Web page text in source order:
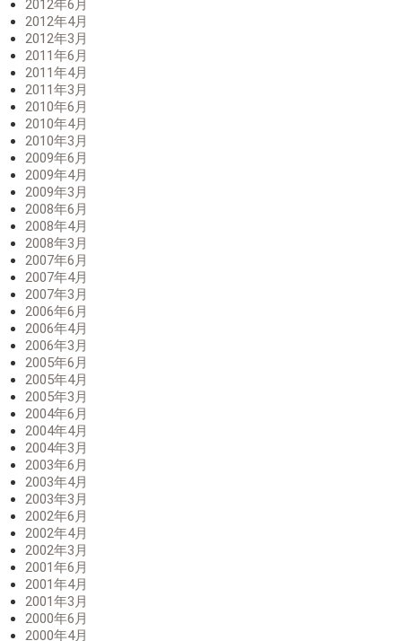
2012年6月
2012年4月
2012年3月
2011年6月
2011年4月
2011年3月
2010年6月
2010年4月
2010年3月
2009年6月
2009年4月
2009年3月
2008年6月
2008年4月
2008年3月
2007年6月
2007年4月
2007年3月
2006年6月
2006年4月
2006年3月
2005年6月
2005年4月
2005年3月
2004年6月
2004年4月
2004年3月
2003年6月
2003年4月
2003年3月
2002年6月
2002年4月
2002年3月
2001年6月
2001年4月
2001年3月
2000年6月
2000年4月